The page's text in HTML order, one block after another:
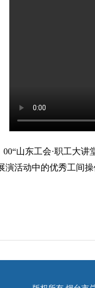
00“山东工会·职工大
演活动中的优秀工间